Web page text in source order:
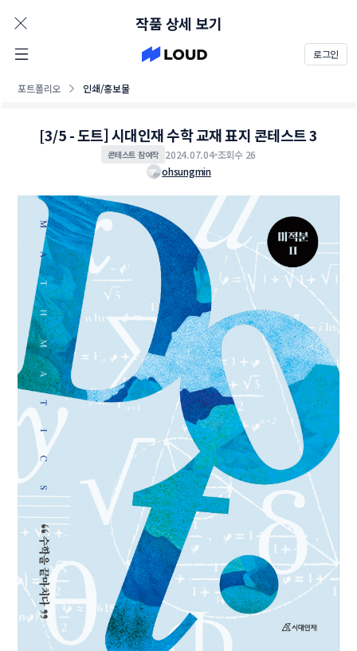
로그인
포트폴리오 인쇄/홍보물
작품 상세 보기
[3/5 - 도트] 시대인재 수학 교재 표지 콘테스트 3
콘테스트 참여작 2024.07.04 조회수 26
ohsungmin